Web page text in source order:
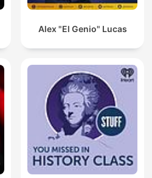
Alex "El Genio" Lucas